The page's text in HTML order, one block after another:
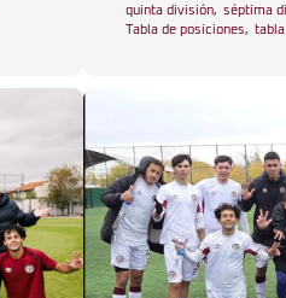
quinta división, séptima
Tabla de posiciones, tabla